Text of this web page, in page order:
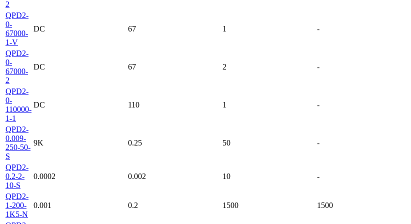
2
QPD2-
0-
67000-
1-V
DC 67 1 -
QPD2-
0-
67000-
2
DC 67 2 -
QPD2-
0-
110000-
1-1
DC 110 1 -
QPD2-
0.009-
250-50-
S
9K 0.25 50 -
QPD2-
0.2-2-
10-S
0.0002 0.002 10 -
QPD2-
1-200-
1K5-N
0.001 0.2 1500 1500